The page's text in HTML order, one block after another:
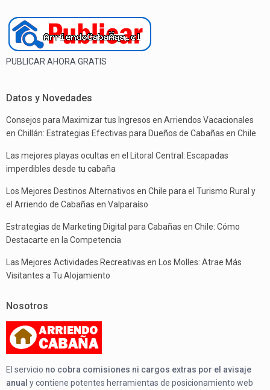
PUBLICAR AHORA GRATIS
Datos y Novedades
Consejos para Maximizar tus Ingresos en Arriendos Vacacionales
en Chillán: Estrategias Efectivas para Dueños de Cabañas en Chile
Las mejores playas ocultas en el Litoral Central: Escapadas
imperdibles desde tu cabaña
Los Mejores Destinos Alternativos en Chile para el Turismo Rural y
el Arriendo de Cabañas en Valparaíso
Estrategias de Marketing Digital para Cabañas en Chile: Cómo
Destacarte en la Competencia
Las Mejores Actividades Recreativas en Los Molles: Atrae Más
Visitantes a Tu Alojamiento
Nosotros
El servicio no cobra comisiones ni cargos extras por el avisaje
anual y contiene potentes herramientas de posicionamiento web